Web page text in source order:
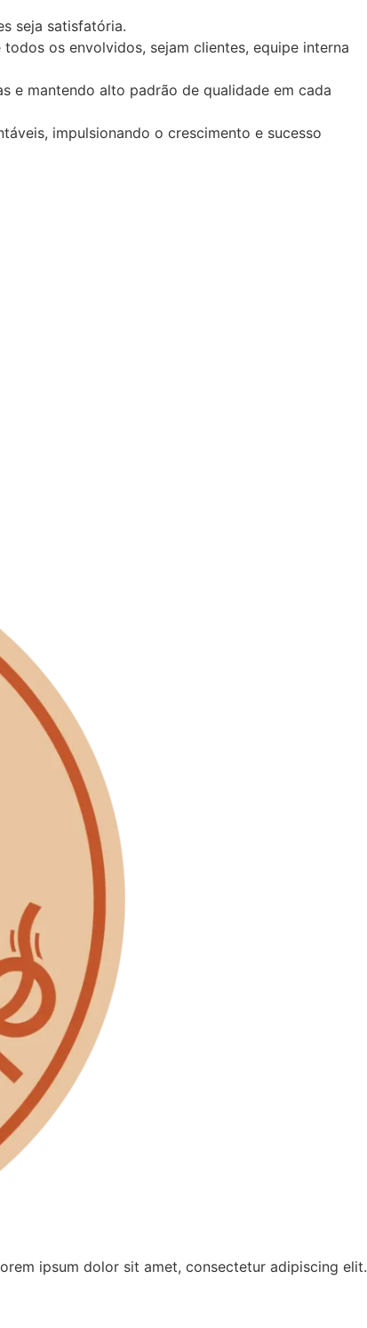
seja satisfatória.
os envolvidos, sejam clientes, equipe interna
e mantendo alto padrão de qualidade em cada
impulsionando o crescimento e sucesso
ipsum dolor sit amet, consectetur adipiscing elit.